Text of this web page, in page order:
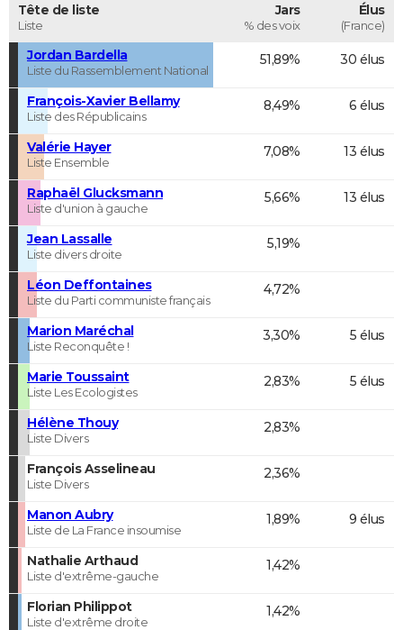
Tête de liste
Liste
Jars
% des voix
Élus
(France)
Jordan Bardella
Liste du Rassemblement National
51,89% 30 élus
François-Xavier Bellamy
Liste des Républicains
8,49% 6 élus
Valérie Hayer
Liste Ensemble
7,08% 13 élus
Raphaël Glucksmann
Liste d'union à gauche
5,66% 13 élus
Jean Lassalle
Liste divers droite
5,19%
Léon Deffontaines
Liste du Parti communiste français
4,72%
Marion Maréchal
Liste Reconquête !
3,30% 5 élus
Marie Toussaint
Liste Les Ecologistes
2,83% 5 élus
Hélène Thouy
Liste Divers
2,83%
François Asselineau
Liste Divers
2,36%
Manon Aubry
Liste de La France insoumise
1,89% 9 élus
Nathalie Arthaud
Liste d'extrême-gauche
1,42%
Florian Philippot
Liste d'extrême droite
1,42%